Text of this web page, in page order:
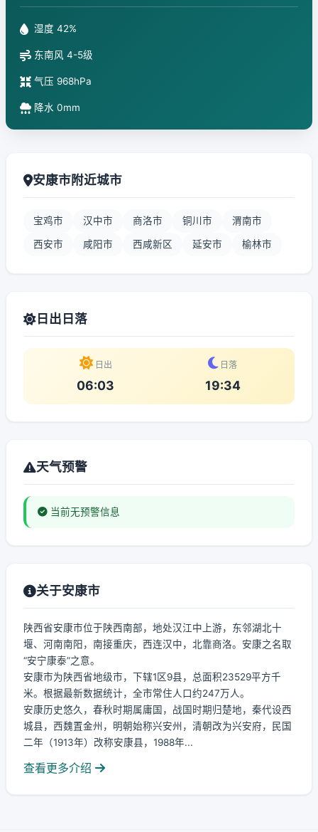
湿度 42%
东南风 4-5级
气压 968hPa
降水 0mm
安康市附近城市
宝鸡市 汉中市 商洛市 铜川市 渭南市
西安市 咸阳市 西咸新区 延安市 榆林市
日出日落
日出
06:03
日落
19:34
天气预警
当前无预警信息
关于安康市
陕西省安康市位于陕西南部，地处汉江中上游，东邻湖北十
堰、河南南阳，南接重庆，西连汉中，北靠商洛。安康之名取
“安宁康泰”之意。
安康市为陕西省地级市，下辖1区9县，总面积23529平方千
米。根据最新数据统计，全市常住人口约247万人。
安康历史悠久，春秋时期属庸国，战国时期归楚地，秦代设西
城县，西魏置金州，明朝始称兴安州，清朝改为兴安府，民国
二年（1913年）改称安康县，1988年...
查看更多介绍